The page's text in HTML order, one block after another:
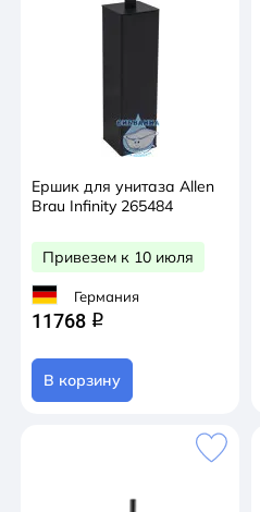
Ершик для унитаза Allen
Brau Infinity 265484
Привезем к 10 июля
Германия
11768 q
В корзину